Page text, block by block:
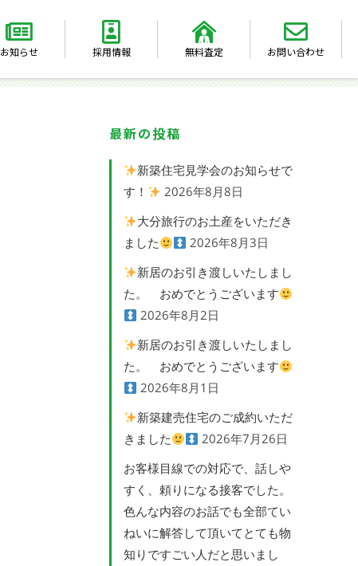
お知らせ 採用情報 無料査定 お問い合わせ
最新の投稿
新築住宅見学会のお知らせで
す！
2026年8月8日
大分旅行のお土産をいただき
ました
2026年8月3日
新居のお引き渡しいたしまし
た。 おめでとうございます
2026年8月2日
新居のお引き渡しいたしまし
た。 おめでとうございます
2026年8月1日
新築建売住宅のご成約いただ
きました
2026年7月26日
お客様目線での対応で、話しや
すく、頼りになる接客でした。
色んな内容のお話でも全部てい
ねいに解答して頂いてとても物
知りですごい人だと思いまし